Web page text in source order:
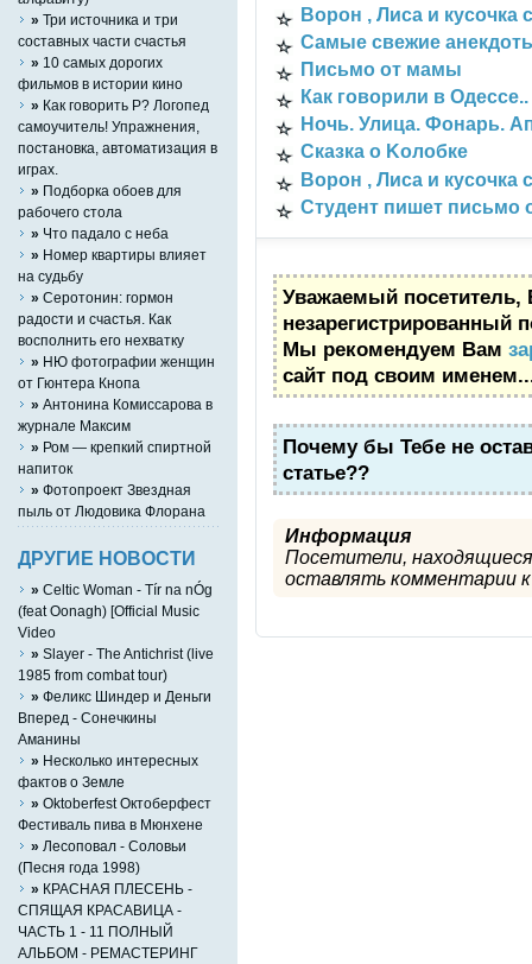
Ворон , Лиса и кусочка
Самые свежие
Письмо от мамы
Как говорили в Одессе..
Ночь. Улица. Фонарь.
Сказка о Kолобке
Ворон , Лиса и кусочка
Студент пишет письмо
Уважаемый посетитель,
незарегистрированный
Мы рекомендуем Вам
сайт под своим
Почему бы Тебе не
статье??
Информация
Посетители,
оставлять комментарии к
» Три источника и три
составных части счастья
» 10 самых дорогих
фильмов в истории кино
» Как говорить Р? Логопед
самоучитель! Упражнения,
постановка, автоматизация в
играх.
» Подборка обоев для
рабочего стола
» Что падало с неба
» Номер квартиры влияет
на судьбу
» Серотонин: гормон
радости и счастья. Как
восполнить его нехватку
» НЮ фотографии женщин
от Гюнтера Кнопа
» Антонина Комиссарова в
журнале Максим
» Ром — крепкий спиртной
напиток
» Фотопроект Звездная
пыль от Людовика Флорана
ДРУГИЕ НОВОСТИ
» Celtic Woman - Tír na nÓg
(feat Oonagh) [Official Music
Video
» Slayer - The Antichrist (live
1985 from combat tour)
» Феликс Шиндер и Деньги
Вперед - Сонечкины
Аманины
» Несколько интересных
фактов о Земле
» Oktoberfest Октоберфест
Фестиваль пива в Мюнхене
» Лесоповал - Соловьи
(Песня года 1998)
» КРАСНАЯ ПЛЕСЕНЬ -
СПЯЩАЯ КРАСАВИЦА -
ЧАСТЬ 1 - 11 ПОЛНЫЙ
АЛЬБОМ - РЕМАСТЕРИНГ